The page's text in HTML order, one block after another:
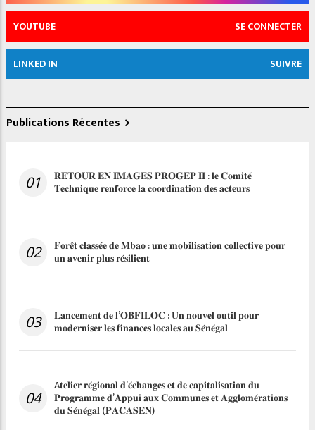
YOUTUBE SE CONNECTER
LINKED IN SUIVRE
Publications Récentes
01 𝐑𝐄𝐓𝐎𝐔𝐑 𝐄𝐍 𝐈𝐌𝐀𝐆𝐄𝐒 𝐏𝐑𝐎𝐆𝐄𝐏 𝐈𝐈 : 𝐥𝐞 𝐂𝐨𝐦𝐢𝐭𝐞́
𝐓𝐞𝐜𝐡𝐧𝐢𝐪𝐮𝐞 𝐫𝐞𝐧𝐟𝐨𝐫𝐜𝐞 𝐥𝐚 𝐜𝐨𝐨𝐫𝐝𝐢𝐧𝐚𝐭𝐢𝐨𝐧 𝐝𝐞𝐬 𝐚𝐜𝐭𝐞𝐮𝐫𝐬
02 𝐅𝐨𝐫𝐞̂𝐭 𝐜𝐥𝐚𝐬𝐬𝐞́𝐞 𝐝𝐞 𝐌𝐛𝐚𝐨 : 𝐮𝐧𝐞 𝐦𝐨𝐛𝐢𝐥𝐢𝐬𝐚𝐭𝐢𝐨𝐧 𝐜𝐨𝐥𝐥𝐞𝐜𝐭𝐢𝐯𝐞 𝐩𝐨𝐮𝐫
𝐮𝐧 𝐚𝐯𝐞𝐧𝐢𝐫 𝐩𝐥𝐮𝐬 𝐫𝐞́𝐬𝐢𝐥𝐢𝐞𝐧𝐭
03 𝐋𝐚𝐧𝐜𝐞𝐦𝐞𝐧𝐭 𝐝𝐞 𝐥’𝐎𝐁𝐅𝐈𝐋𝐎𝐂 : 𝐔𝐧 𝐧𝐨𝐮𝐯𝐞𝐥 𝐨𝐮𝐭𝐢𝐥 𝐩𝐨𝐮𝐫
𝐦𝐨𝐝𝐞𝐫𝐧𝐢𝐬𝐞𝐫 𝐥𝐞𝐬 𝐟𝐢𝐧𝐚𝐧𝐜𝐞𝐬 𝐥𝐨𝐜𝐚𝐥𝐞𝐬 𝐚𝐮 𝐒𝐞́𝐧𝐞́𝐠𝐚𝐥
04
A𝐭𝐞𝐥𝐢𝐞𝐫 𝐫𝐞́𝐠𝐢𝐨𝐧𝐚𝐥 𝐝’𝐞́𝐜𝐡𝐚𝐧𝐠𝐞𝐬 𝐞𝐭 𝐝𝐞 𝐜𝐚𝐩𝐢𝐭𝐚𝐥𝐢𝐬𝐚𝐭𝐢𝐨𝐧 𝐝𝐮
𝐏𝐫𝐨𝐠𝐫𝐚𝐦𝐦𝐞 𝐝’𝐀𝐩𝐩𝐮𝐢 𝐚𝐮𝐱 𝐂𝐨𝐦𝐦𝐮𝐧𝐞𝐬 𝐞𝐭 𝐀𝐠𝐠𝐥𝐨𝐦𝐞́𝐫𝐚𝐭𝐢𝐨𝐧𝐬
𝐝𝐮 𝐒𝐞́𝐧𝐞́𝐠𝐚𝐥 (𝐏𝐀𝐂𝐀𝐒𝐄𝐍)